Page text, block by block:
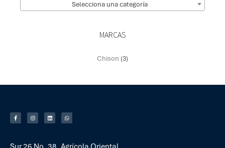
Selecciona una categoría
MARCAS
Chison (3)